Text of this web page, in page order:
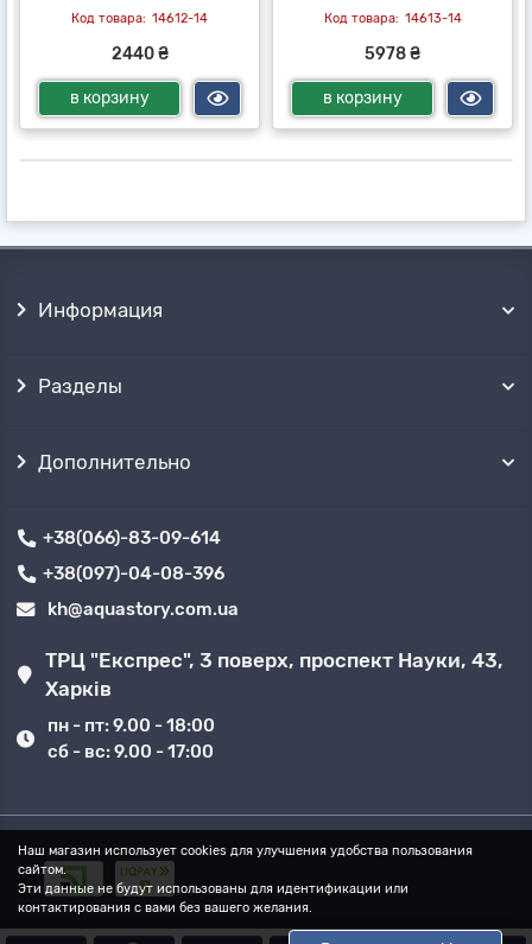
14612-14
2440 ₴
в корзину
14613-14
5978 ₴
в корзину
Наш магазин использует cookies для улучшения удобства пользования
сайтом.
Эти данные не будут использованы для идентификации или
контактирования с вами без вашего желания.
Информация
Разделы
Дополнительно
+38(066)-83-09-614
+38(097)-04-08-396
kh@aquastory.com.ua
ТРЦ "Експрес", 3 поверх, проспект Науки, 43,
Харків
пн - пт: 9.00 - 18:00
сб - вс: 9.00 - 17:00